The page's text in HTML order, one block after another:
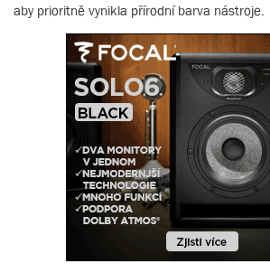
aby prioritně vynikla přírodní barva nástroje.